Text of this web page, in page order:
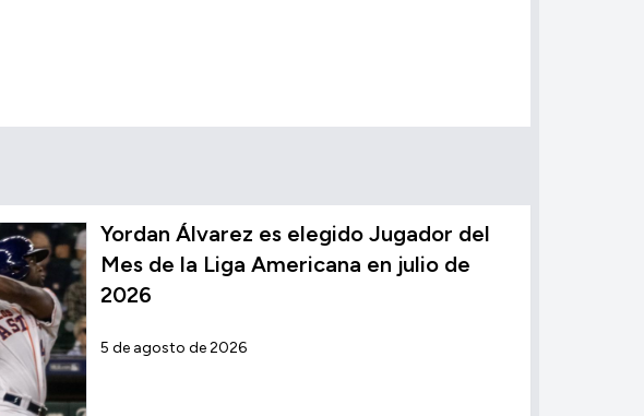
Yordan Álvarez es elegido Jugador del
Mes de la Liga Americana en julio de
2026
5 de agosto de 2026